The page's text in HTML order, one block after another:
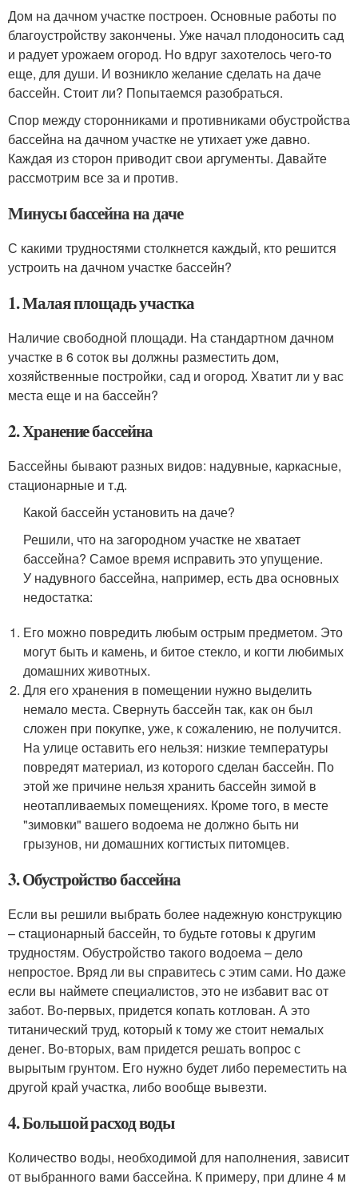
Дом на дачном участке построен. Основные работы по
благоустройству закончены. Уже начал плодоносить сад
и радует урожаем огород. Но вдруг захотелось чего-то
еще, для души. И возникло желание сделать на даче
бассейн. Стоит ли? Попытаемся разобраться.
Спор между сторонниками и противниками обустройства
бассейна на дачном участке не утихает уже давно.
Каждая из сторон приводит свои аргументы. Давайте
рассмотрим все за и против.
Минусы бассейна на даче
С какими трудностями столкнется каждый, кто решится
устроить на дачном участке бассейн?
1. Малая площадь участка
Наличие свободной площади. На стандартном дачном
участке в 6 соток вы должны разместить дом,
хозяйственные постройки, сад и огород. Хватит ли у вас
места еще и на бассейн?
2. Хранение бассейна
Бассейны бывают разных видов: надувные, каркасные,
стационарные и т.д.
Какой бассейн установить на даче?
Решили, что на загородном участке не хватает
бассейна? Самое время исправить это упущение.
У надувного бассейна, например, есть два основных
недостатка:
Его можно повредить любым острым предметом. Это
могут быть и камень, и битое стекло, и когти любимых
домашних животных.
Для его хранения в помещении нужно выделить
немало места. Свернуть бассейн так, как он был
сложен при покупке, уже, к сожалению, не получится.
На улице оставить его нельзя: низкие температуры
повредят материал, из которого сделан бассейн. По
этой же причине нельзя хранить бассейн зимой в
неотапливаемых помещениях. Кроме того, в месте
"зимовки" вашего водоема не должно быть ни
грызунов, ни домашних когтистых питомцев.
3. Обустройство бассейна
Если вы решили выбрать более надежную конструкцию
– стационарный бассейн, то будьте готовы к другим
трудностям. Обустройство такого водоема – дело
непростое. Вряд ли вы справитесь с этим сами. Но даже
если вы наймете специалистов, это не избавит вас от
забот. Во-первых, придется копать котлован. А это
титанический труд, который к тому же стоит немалых
денег. Во-вторых, вам придется решать вопрос с
вырытым грунтом. Его нужно будет либо переместить на
другой край участка, либо вообще вывезти.
4. Большой расход воды
Количество воды, необходимой для наполнения, зависит
от выбранного вами бассейна. К примеру, при длине 4 м